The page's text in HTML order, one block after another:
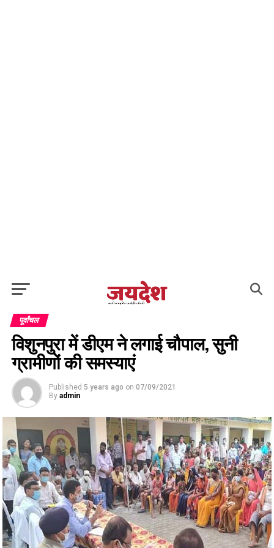
पूर्वांचल
विशुनपुरा में डीएम ने लगाई चौपाल, सुनी
ग्रामीणों की समस्याएं
Published 5 years ago on 07/09/2021
By admin